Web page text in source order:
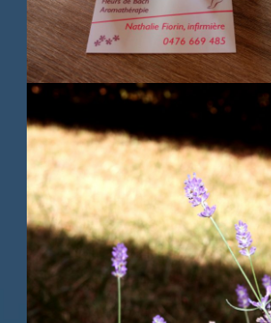
Une récolte responsable
milieu naturel